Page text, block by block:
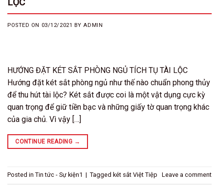
LỘC
POSTED ON 03/12/2021 BYADMIN
HƯỚNG ĐẶT KÉT SẮT PHÒNG NGỦ TÍCH TỤ TÀI LỘC
Hướng đặt két sắt phòng ngủ như thế nào chuẩn phong thủy
để thu hút tài lộc? Két sắt được coi là một vật dụng cực kỳ
quan trọng để giữ tiền bạc và những giấy tờ quan trọng khác
của gia chủ. Vì vậy […]
CONTINUE READING →
Posted in Tin tức - Sự kiện1 | Tagged két sắt Việt Tiệp Leave a comment